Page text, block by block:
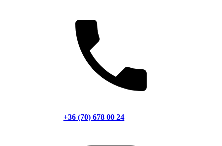
+36 (70) 678 00 24